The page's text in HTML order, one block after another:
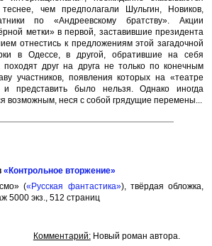
чем предполагали Шульгин, Новиков,
по «Андреевскому братству». Акции
метки» в первой, заставившие президента
отнестись к предложениям этой загадочной
в Одессе, в другой, обратившие на себя
друг на друга не только по конечным
участников, появления которых на «театре
и представить было нельзя. Однако иногда
возможным, неся с собой грядущие перемены...
«Контрольное вторжение»
(«Русская фантастика»), твёрдая обложка,
5000 экз., 512 страниц
Комментарий:Новый роман автора.